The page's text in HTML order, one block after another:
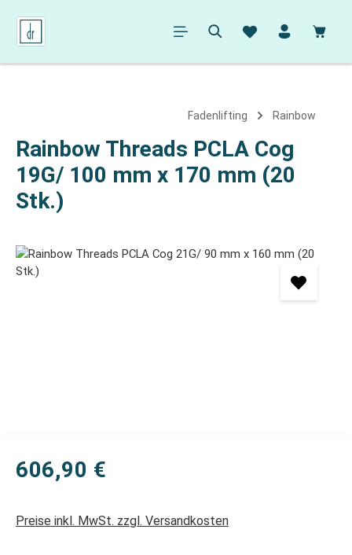
springen
Fadenlifting Rainbow
Rainbow Threads PCLA Cog
19G/ 100 mm x 170 mm (20
Stk.)
Bildergalerie überspringen
606,90 €
Preise inkl. MwSt. zzgl. Versandkosten